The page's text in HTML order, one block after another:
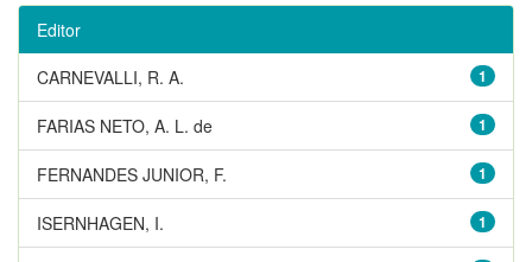
Editor
1
CARNEVALLI, R. A.
1
FARIAS NETO, A. L. de
1
FERNANDES JUNIOR, F.
1
ISERNHAGEN, I.